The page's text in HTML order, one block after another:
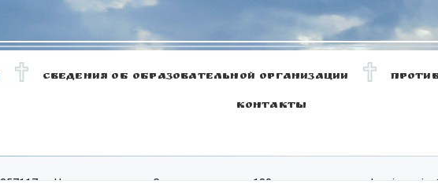
СВЕДЕНИЯ ОБ ОБРАЗОВАТЕЛЬНОЙ ОРГАНИЗАЦИИ
КОНТАКТЫ